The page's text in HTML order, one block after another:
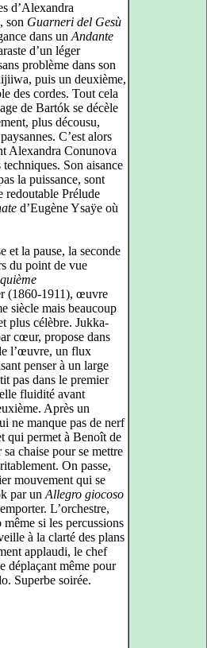
d’Alexandra
son Guarneri del Gesù
dans un Andante
d’un léger
problème dans son
puis un deuxième,
des cordes. Tout cela
de Bartók se décèle
plus décousu,
C’est alors
Alexandra Conunova
Son aisance
la puissance, sont
redoutable Prélude
d’Eugène Ysaÿe où
et la pause, la seconde
du point de vue
(1860-1911), œuvre
siècle mais beaucoup
plus célèbre. Jukka-
cœur, propose dans
l’œuvre, un flux
penser à un large
pas dans le premier
fluidité avant
Après un
ne manque pas de nerf
qui permet à Benoît de
chaise pour se mettre
On passe,
mouvement qui se
par un Allegro giocoso
L’orchestre,
si les percussions
à la clarté des plans
applaudi, le chef
déplaçant même pour
Superbe soirée.